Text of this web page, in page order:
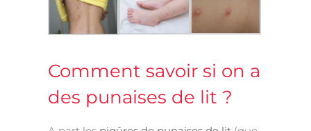
Comment savoir si on a
des punaises de lit ?